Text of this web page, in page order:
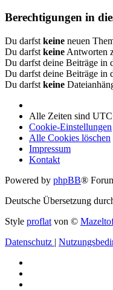
Berechtigungen in
Du darfst keine neuen
Du darfst keine Antworten
Du darfst deine Beiträge in
Du darfst deine Beiträge in
Du darfst keine
Alle Zeiten sind
Cookie-Einstellungen
Alle Cookies löschen
Impressum
Kontakt
Powered by phpBB®
Deutsche Übersetzung
Style proflat von ©
Datenschutz |